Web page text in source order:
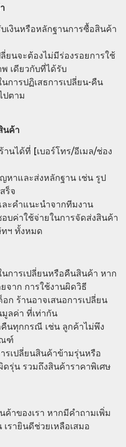
เงินหรือหลักฐานการซื้อสินค้า
ยนจะต้องไม่มีร่องรอยการใช้
เดียวกับที่ได้รับ
การปฏิเสธการเปลี่ยน-คืน
ปตาม
นค้า
นได้ที่ [เบอร์โทร/อีเมล/ช่อง
หาและส่งหลักฐาน เช่น รูป
ร็จ
ะคําแนะนําจากทีมงาน
บค่าใช้จ่ายในการจัดส่งสินค้า
ฯ ทั้งหมด
การเปลี่ยนหรือคืนสินค้า หาก
จาก การใช้งานผิดวิธี
ร้านอาจเสนอการเปลี่ยน
ลค่า ที่เท่ากัน
นทุกกรณี เช่น ลูกค้าไม่พึง
ฑ์
รเปลี่ยนสินค้าข้ามรุ่นหรือ
รุ่น รวมถึงสินค้าราคาพิเศษ
าของเรา หากมีคําถามเพิ่ม
รายินดีช่วยเหลือเสมอ